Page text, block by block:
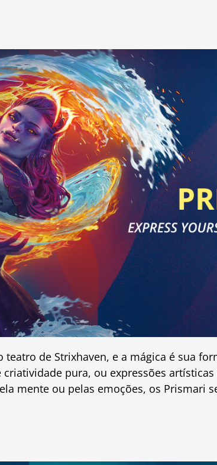
de Strixhaven, e a mágica é sua
pura, ou expressões
mente ou pelas emoções, os Prismari